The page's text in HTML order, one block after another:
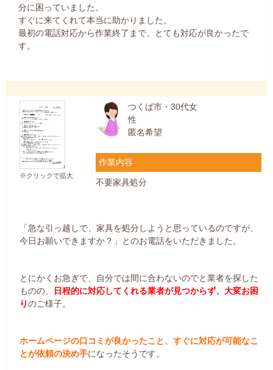
分に困っていました。
すぐに来てくれて本当に助かりました。
最初の電話対応から作業終了まで、とても対応が良かったで
す。
※クリックで拡大
つくば市・30代女
性
匿名希望
作業内容
不要家具処分
「急な引っ越しで、家具を処分しようと思っているのですが、
今日お願いできますか？」とのお電話をいただきました。
とにかくお急ぎで、自分では間に合わないのでと業者を探した
ものの、
日程的に対応してくれる業者が見つからず、大変お困
りのご様子。
ホームページの口コミが良かったこと、すぐに対応が可能なこ
とが依頼の決め手になったそうです。